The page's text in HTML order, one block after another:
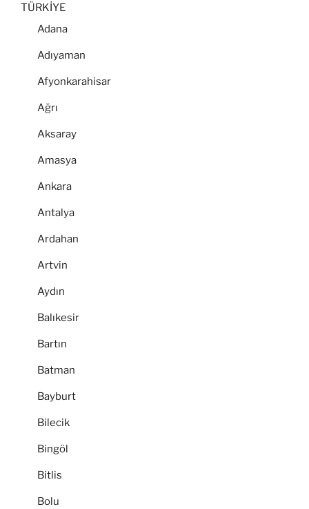
TÜRKİYE
Adana
Adıyaman
Afyonkarahisar
Ağrı
Aksaray
Amasya
Ankara
Antalya
Ardahan
Artvin
Aydın
Balıkesir
Bartın
Batman
Bayburt
Bilecik
Bingöl
Bitlis
Bolu